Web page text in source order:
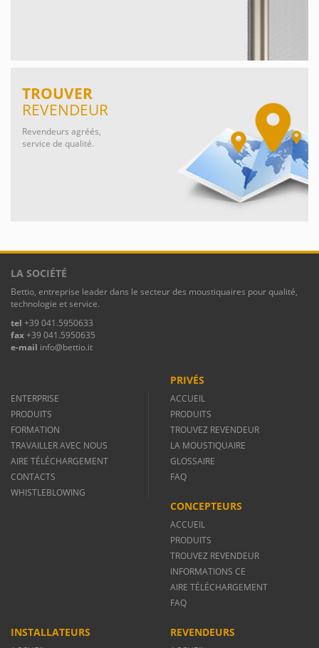
TROUVER
REVENDEUR
Revendeurs agréés,
service de qualité.
LA SOCIÉTÉ
Bettio, entreprise leader dans le secteur des moustiquaires pour qualité,
technologie et service.
tel +39 041.5950633
fax+39 041.5950635
e-mail info@bettio.it
ENTERPRISE
PRODUITS
FORMATION
TRAVAILLER AVEC NOUS
AIRE TÉLÉCHARGEMENT
CONTACTS
WHISTLEBLOWING
PRIVÉS
ACCUEIL
PRODUITS
TROUVEZ REVENDEUR
LA MOUSTIQUAIRE
GLOSSAIRE
FAQ
CONCEPTEURS
ACCUEIL
PRODUITS
TROUVEZ REVENDEUR
INFORMATIONS CE
AIRE TÉLÉCHARGEMENT
FAQ
INSTALLATEURS REVENDEURS